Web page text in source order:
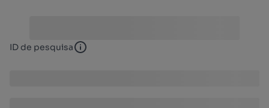
ID de pesquisa ID de pesquisa